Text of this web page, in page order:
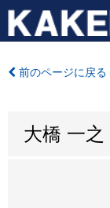
前のページに戻る
大橋 一之